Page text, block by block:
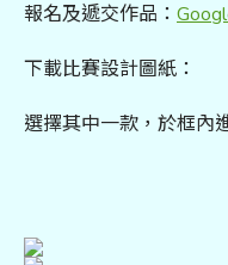
報名及遞交作品：
下載比賽設計圖紙：
選擇其中一款，於框內